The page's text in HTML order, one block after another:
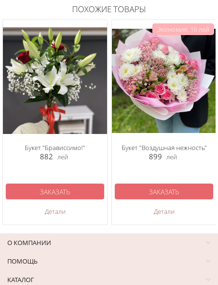
ПОХОЖИЕ ТОВАРЫ
Букет "Брависсимо!"
882 лей
Детали
ЗАКАЗАТЬ
Экономия: 16 лей
Букет "Воздушная нежность"
899 лей
Детали
ЗАКАЗАТЬ
О КОМПАНИИ
ПОМОЩЬ
КАТАЛОГ